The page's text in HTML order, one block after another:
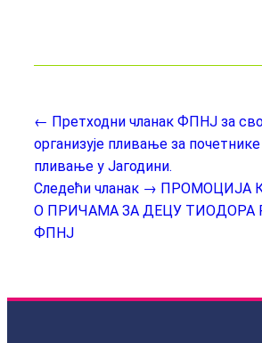
← Претходни чланак ФПНЈ за
организује пливање за
пливање у Јагодини.
Следећи чланак → ПРОМОЦИЈА
О ПРИЧАМА ЗА ДЕЦУ ТИОДОРА
ФПНЈ